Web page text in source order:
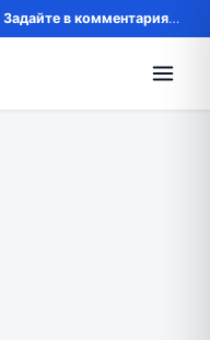
Задайте в комментариях — ответим!